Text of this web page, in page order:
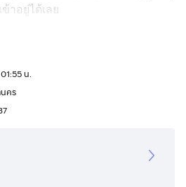
าอยู่ได้เลย
ล์ท่าพระ 500 ม., BTS ตลาดพลู
พื่อดูเบอร์โทร xxxxxx982
น.
คร